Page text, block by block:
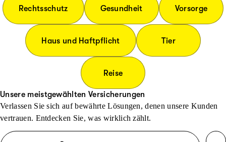
Rechtsschutz Gesundheit Vorsorge
Haus und Haftpflicht Tier
Reise
Unsere meistgewählten Versicherungen
Verlassen Sie sich auf bewährte Lösungen, denen unsere Kunden
vertrauen. Entdecken Sie, was wirklich zählt.